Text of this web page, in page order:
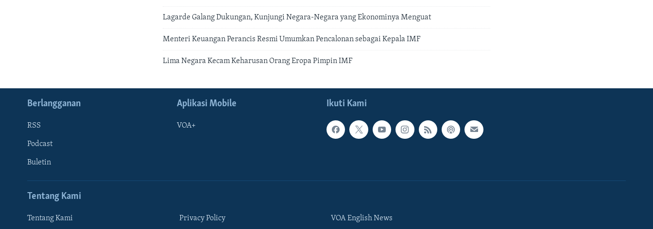
Lagarde Galang Dukungan, Kunjungi Negara-Negara yang Ekonominya Menguat
Menteri Keuangan Perancis Resmi Umumkan Pencalonan sebagai Kepala IMF
Lima Negara Kecam Keharusan Orang Eropa Pimpin IMF
Ikuti Kami
Berlangganan
RSS
Podcast
Buletin
Aplikasi Mobile
VOA+
Tentang Kami
Tentang Kami Privacy Policy VOA English News